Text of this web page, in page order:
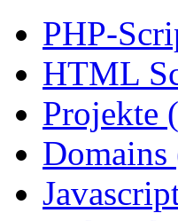
PHP-
HTML
Projekte
Domains